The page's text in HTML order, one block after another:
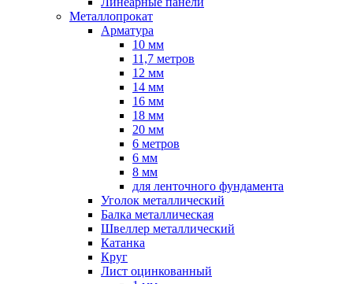
Металлопрокат
Арматура
10 мм
11,7 метров
12 мм
14 мм
16 мм
18 мм
20 мм
6 метров
6 мм
8 мм
для ленточного фундамента
Уголок металлический
Балка металлическая
Швеллер металлический
Катанка
Круг
Лист оцинкованный